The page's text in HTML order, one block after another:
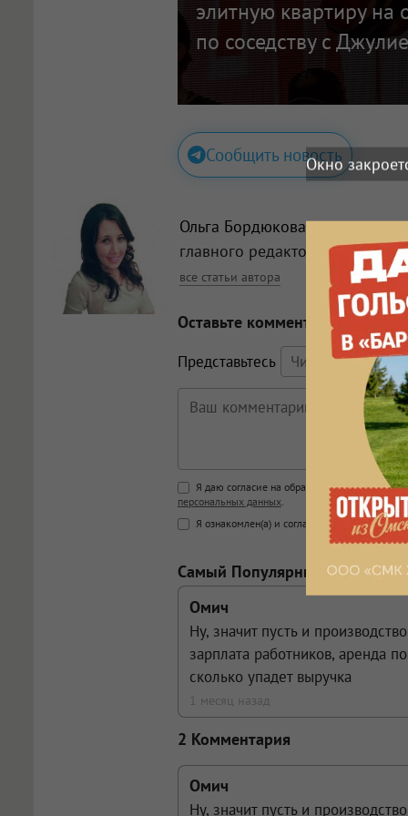
элитную квартиру на
по соседству с
Сообщить новость
Ольга Бордюкова, заместитель
главного редактора
все статьи автора
Оставьте комментарий
Представьтесь
Поддержка HTML
<b>, <strong>, <u>, <i>, <em>,
<blockquote>, <code>
[img]адрес[/img] будет
Я даю согласие на обработку моих
персональных данных.
Я ознакомлен(а) и согласен(а) с
Правилами
Самый Популярный
Омич
Ну, значит пусть и
зарплата работников, аренда
сколько упадет выручка
1 месяц назад
2 Комментария
Омич
Ну, значит пусть и
Окно